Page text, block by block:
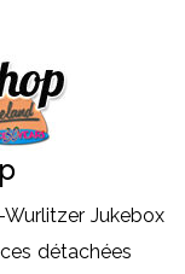
Jukebox
détachées